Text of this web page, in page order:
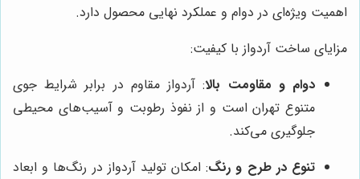
اهمیت ویژه‌ای در دوام و عملکرد نهایی محصول دارد.
مزایای ساخت آردواز با کیفیت:
دوام و مقاومت بالا: آردواز مقاوم در برابر شرایط جوی
متنوع تهران است و از نفوذ رطوبت و آسیب‌های محیطی
جلوگیری می‌کند.
تنوع در طرح و رنگ: امکان تولید آردواز در رنگ‌ها و ابعاد